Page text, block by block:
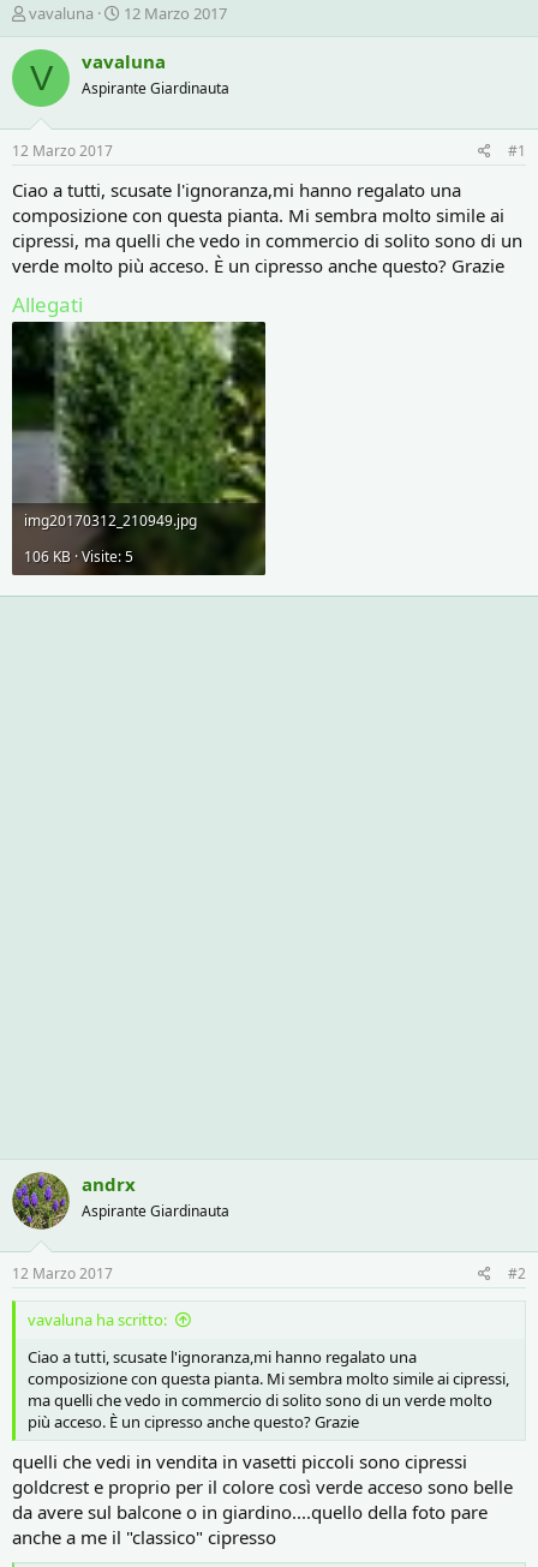
C
r
e
a
t
o
e
D
s
c
u
s
s
e
vavaluna
D
a
t
d
n
i
i
o
12 Marzo 2017
V vavaluna
Aspirante Giardinauta
12 Marzo 2017 #1
Ciao a tutti, scusate l'ignoranza,mi hanno regalato una
composizione con questa pianta. Mi sembra molto simile ai
cipressi, ma quelli che vedo in commercio di solito sono di un
verde molto più acceso. È un cipresso anche questo? Grazie
Allegati
img20170312_210949.jpg
106 KB · Visite: 5
andrx
Aspirante Giardinauta
12 Marzo 2017 #2
vavaluna ha scritto:
Ciao a tutti, scusate l'ignoranza,mi hanno regalato una
composizione con questa pianta. Mi sembra molto simile ai cipressi,
ma quelli che vedo in commercio di solito sono di un verde molto
più acceso. È un cipresso anche questo? Grazie
quelli che vedi in vendita in vasetti piccoli sono cipressi
goldcrest e proprio per il colore così verde acceso sono belle
da avere sul balcone o in giardino....quello della foto pare
anche a me il "classico" cipresso